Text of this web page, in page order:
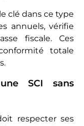
clé dans ce type
annuels, vérifie
fiscale. Ces
totale
SCI sans
respecter ses